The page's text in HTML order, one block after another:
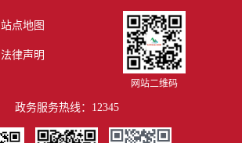
站点地图
法律声明
网站二维码
政务服务热线：12345